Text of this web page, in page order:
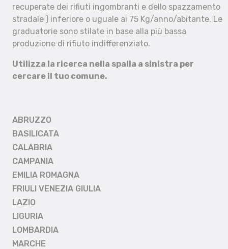
recuperate dei rifiuti ingombranti e dello spazzamento
stradale ) inferiore o uguale ai 75 Kg/anno/abitante. Le
graduatorie sono stilate in base alla più bassa
produzione di rifiuto indifferenziato.
Utilizza la ricerca nella spalla a sinistra per
cercare il tuo comune.
ABRUZZO
BASILICATA
CALABRIA
CAMPANIA
EMILIA ROMAGNA
FRIULI VENEZIA GIULIA
LAZIO
LIGURIA
LOMBARDIA
MARCHE